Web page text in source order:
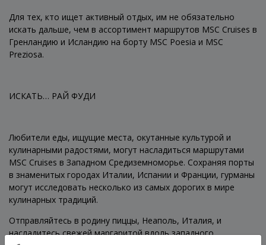
Для тех, кто ищет активный отдых, им не обязательно
искать дальше, чем в ассортимент маршрутов MSC Cruises в
Гренландию и Исландию на борту MSC Poesia и MSC
Preziosa.
ИСКАТЬ… РАЙ ФУДИ
Любители еды, ищущие места, окутанные культурой и
кулинарными радостями, могут насладиться маршрутами
MSC Cruises в Западном Средиземноморье. Сохраняя порты
в знаменитых городах Италии, Испании и Франции, гурманы
могут исследовать несколько из самых дорогих в мире
кулинарных традиций.
Отправляйтесь в родину пиццы, Неаполь, Италия, и
насладитесь свежей маргаритой вдоль западного